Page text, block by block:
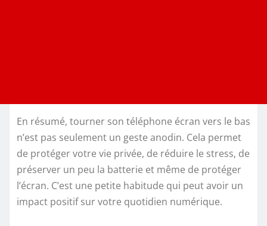
En résumé, tourner son téléphone écran vers le bas
n’est pas seulement un geste anodin. Cela permet
de protéger votre vie privée, de réduire le stress, de
préserver un peu la batterie et même de protéger
l’écran. C’est une petite habitude qui peut avoir un
impact positif sur votre quotidien numérique.